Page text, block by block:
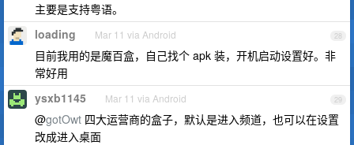
主要是支持粤语。
28
loading Mar 11 via Android
目前我用的是魔百盒，自己找个 apk 装，开机启动设置好。非
常好用
29
ysxb1145 Mar 11 via Android
@gotOwt 四大运营商的盒子，默认是进入频道，也可以在设置
改成进入桌面